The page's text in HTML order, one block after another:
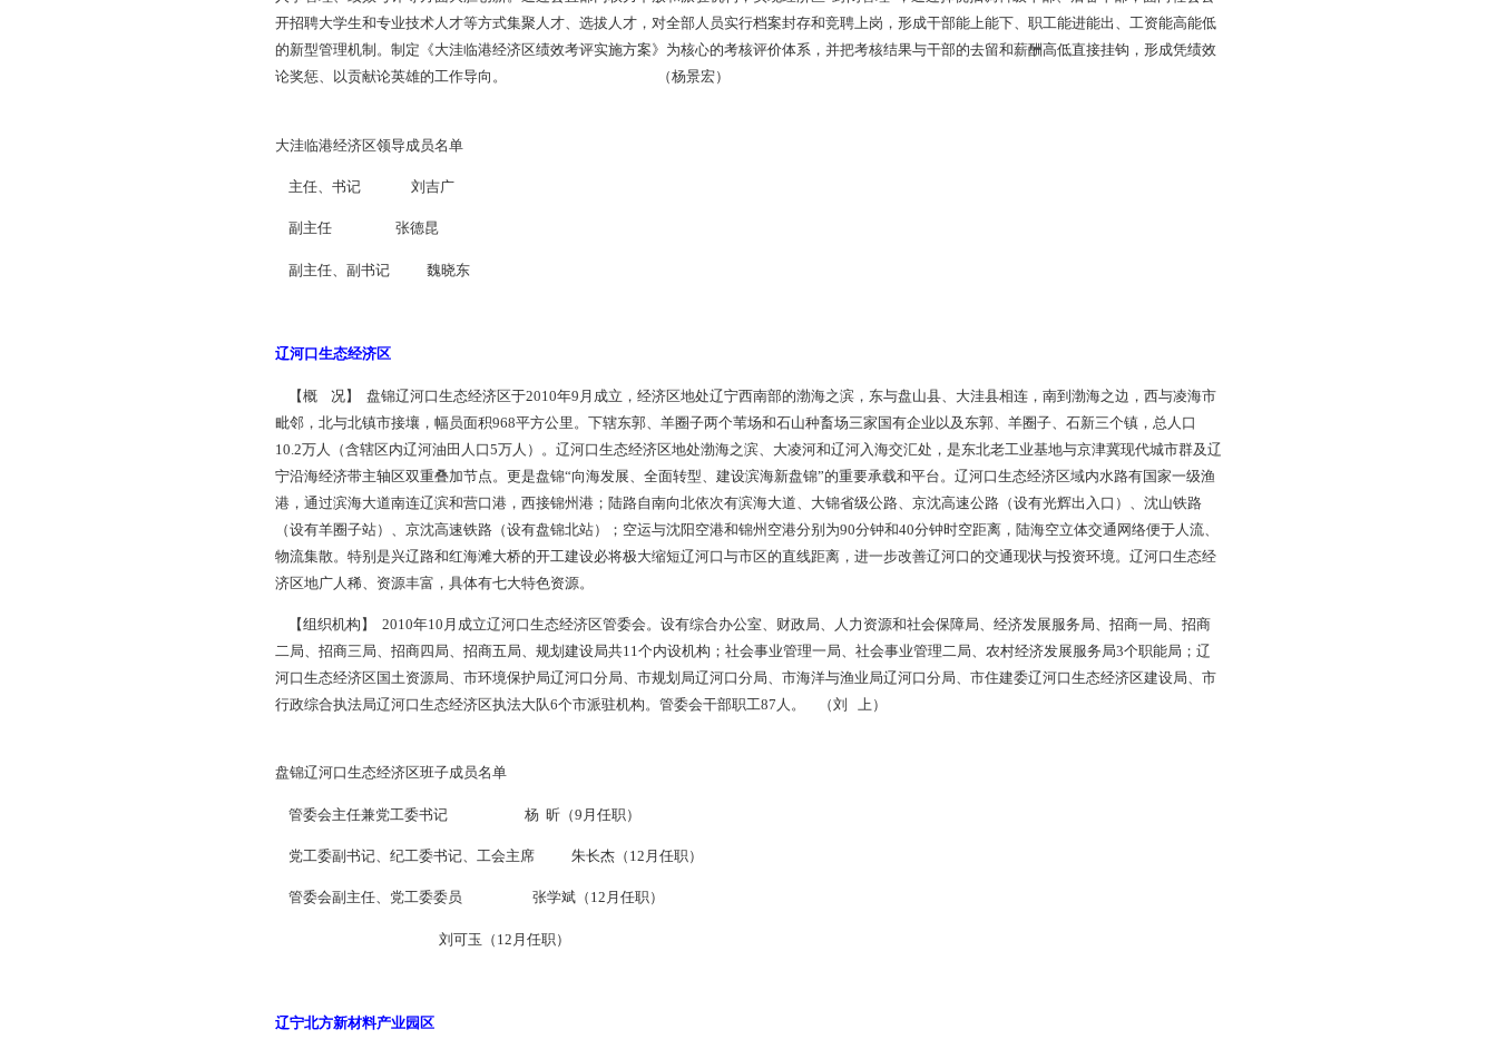
【基础设施建设】 围绕20平方公里起步区基础设施建设，年内先后完成起步区控制性详细规划、工程可研报告和环境影响评价，道路、给排水、
电力等起步区基础设施建设全面展开。起步区7纵7横56公里道路工程设计全面完成，全长4公里的经五路路基工程建设完成，一标段4条道路工程已通
过BT方式全面开工；给排水设计工作基本完成，与道路工程同步推进；电力、水网和输油管线改造设计工作正在积极推进之中。起步区基础设施“三
高祥特种管道等签约项目10个，计划总投资98亿元；吉林国富房车生产、黑龙江金泉光伏建材、宁波佳成地源热泵及空气能热水器等意向项目27个，
计划总投资112.8亿元。专用汽车及农机装备、新型节能环保设备制造和有色金属深加工三大产业集群效应初步显现。
【体制机制创新】 把握临港经济区纳入辽宁省综合改革试验区的有利契机，学习借鉴沈北新区等先进地区的发展经验，在管理体制、运行机制、
开招聘大学生和专业技术人才等方式集聚人才、选拔人才，对全部人员实行档案封存和竞聘上岗，形成干部能上能下、职工能进能出、工资能高能低
论奖惩、以贡献论英雄的工作导向。 （杨景宏）
大洼临港经济区领导成员名单
主任、书记 刘吉广
副主任 张德昆
副主任、副书记 魏晓东
毗邻，北与北镇市接壤，幅员面积968平方公里。下辖东郭、羊圈子两个苇场和石山种畜场三家国有企业以及东郭、羊圈子、石新三个镇，总人口
10.2万人（含辖区内辽河油田人口5万人）。辽河口生态经济区地处渤海之滨、大凌河和辽河入海交汇处，是东北老工业基地与京津冀现代城市群及辽
宁沿海经济带主轴区双重叠加节点。更是盘锦“向海发展、全面转型、建设滨海新盘锦”的重要承载和平台。辽河口生态经济区域内水路有国家一级渔
（设有羊圈子站）、京沈高速铁路（设有盘锦北站）；空运与沈阳空港和锦州空港分别为90分钟和40分钟时空距离，陆海空立体交通网络便于人流、
济区地广人稀、资源丰富，具体有七大特色资源。